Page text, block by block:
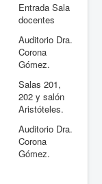
Entrada Sala
docentes
Auditorio Dra.
Corona
Gómez.
Salas 201,
202 y salón
Aristóteles.
Auditorio Dra.
Corona
Gómez.